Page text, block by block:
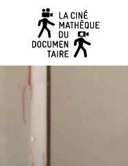
contenu
principal